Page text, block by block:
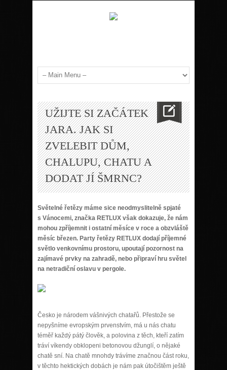
UŽIJTE SI ZAČÁTEK
JARA. JAK SI
ZVELEBIT DŮM,
CHALUPU, CHATU A
DODAT JÍ ŠMRNC?
Světelné řetězy máme sice neodmyslitelně spjaté
s Vánocemi, značka RETLUX však dokazuje, že nám
mohou zpříjemnit i ostatní měsíce v roce a obzvláště
měsíc březen. Party řetězy RETLUX dodají příjemné
světlo venkovnímu prostoru, upoutají pozornost na
zajímavé prvky na zahradě, nebo připraví hru světel
na netradiční oslavu v pergole.
Česko je národem vášnivých chatařů. Přestože se
nepyšníme evropským prvenstvím, má u nás chatu
téměř každý pátý člověk, a polovina z těch, kteří zatím
tráví víkendy obklopeni betonovou džunglí, o nějaké
chatě sní. Na chatě mnohdy trávíme značnou část roku,
v těchto hektických dobách je nám pak útočištěm ještě